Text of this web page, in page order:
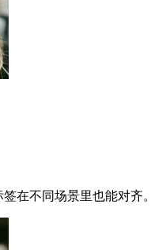
在不同场景里也能对齐。